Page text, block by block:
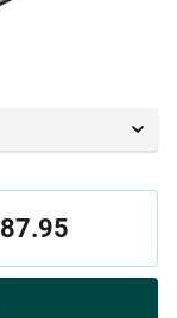
87.95